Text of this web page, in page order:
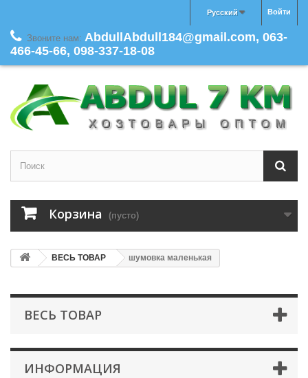
Войти
Русский
Звоните нам: AbdullAbdull184@gmail.com, 063-
466-45-66, 098-337-18-08
Корзина (пусто)
ВЕСЬ ТОВАР шумовка маленькая
ВЕСЬ ТОВАР
ИНФОРМАЦИЯ